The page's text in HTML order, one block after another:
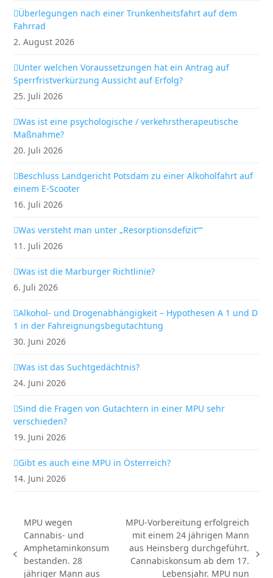
Überlegungen nach einer Trunkenheitsfahrt auf dem
Fahrrad
2. August 2026
Unter welchen Voraussetzungen hat ein Antrag auf
Sperrfristverkürzung Aussicht auf Erfolg?
25. Juli 2026
Was ist eine psychologische / verkehrstherapeutische
Maßnahme?
20. Juli 2026
Beschluss Landgericht Potsdam zu einer Alkoholfahrt auf
einem E-Scooter
16. Juli 2026
Was versteht man unter „Resorptionsdefizit““
11. Juli 2026
Was ist die Marburger Richtlinie?
6. Juli 2026
Alkohol- und Drogenabhängigkeit – Hypothesen A 1 und D
1 in der Fahreignungsbegutachtung
30. Juni 2026
Was ist das Suchtgedächtnis?
24. Juni 2026
Sind die Fragen von Gutachtern in einer MPU sehr
verschieden?
19. Juni 2026
Gibt es auch eine MPU in Österreich?
14. Juni 2026
vorheriger
Beitrag:
MPU wegen
Cannabis- und
Amphetaminkonsum
bestanden. 28
jähriger Mann aus
Nächster
MPU-Vorbereitung erfolgreich
mit einem 24 jährigen Mann
aus Heinsberg durchgeführt.
Cannabiskonsum ab dem 17.
Lebensjahr. MPU nun